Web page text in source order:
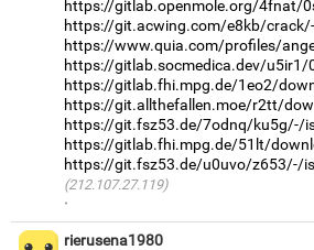
https://gitlab.openmole.org/4fnat/
https://git.acwing.com/e8kb/
https://www.quia.com/profiles/
https://gitlab.socmedica.dev/
https://gitlab.fhi.mpg.de/1eo2/
https://git.allthefallen.moe/r2tt/
https://git.fsz53.de/7odnq/ku5g/-/
https://gitlab.fhi.mpg.de/51lt/
https://git.fsz53.de/u0uvo/z653/-/
(212.107.27.119)
·
rierusena1980